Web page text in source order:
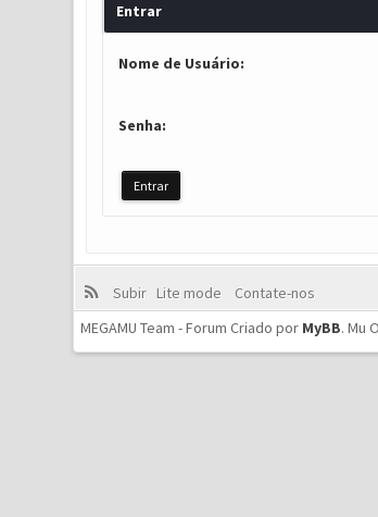
Entrar
Nome de Usuário:
Senha:
Subir Lite mode
Contate-nos
MEGAMU Team - Forum Criado por MyBB.Mu